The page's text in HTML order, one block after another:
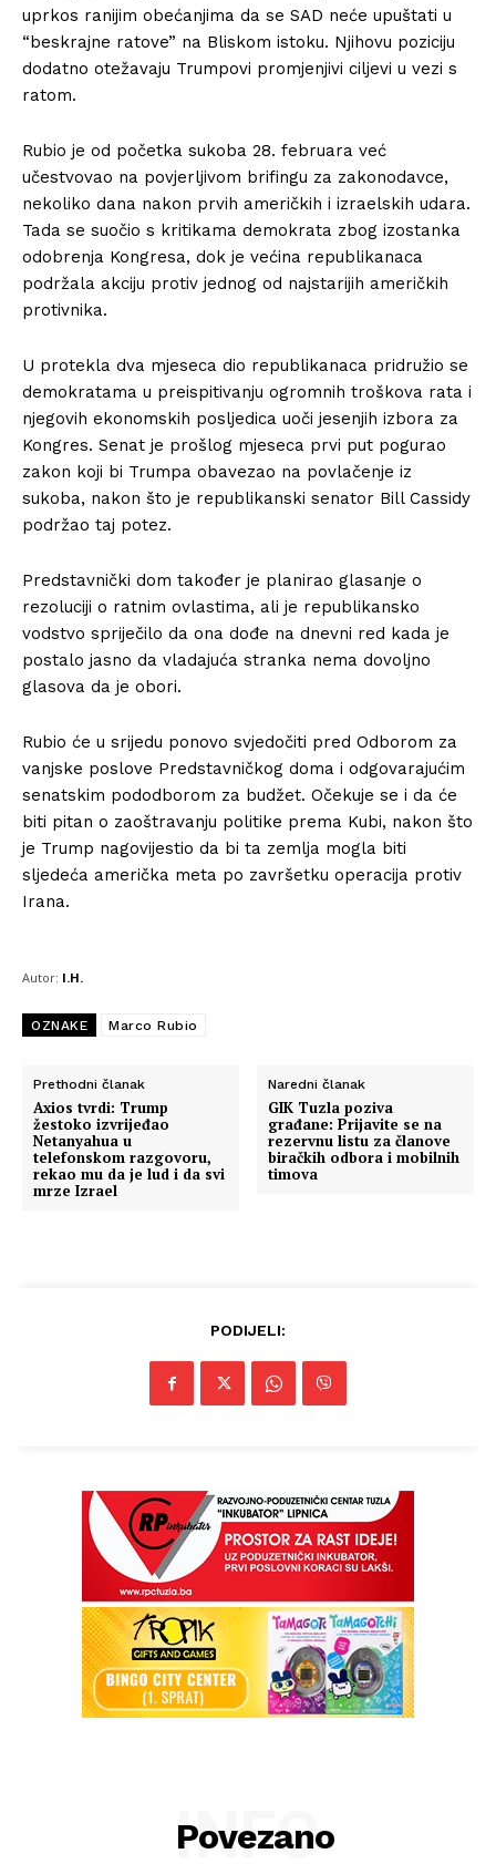
uprkos ranijim obećanjima da se SAD neće upuštati u
“beskrajne ratove” na Bliskom istoku. Njihovu poziciju
dodatno otežavaju Trumpovi promjenjivi ciljevi u vezi s
ratom.
Rubio je od početka sukoba 28. februara već
učestvovao na povjerljivom brifingu za zakonodavce,
nekoliko dana nakon prvih američkih i izraelskih udara.
Tada se suočio s kritikama demokrata zbog izostanka
odobrenja Kongresa, dok je većina republikanaca
podržala akciju protiv jednog od najstarijih američkih
protivnika.
U protekla dva mjeseca dio republikanaca pridružio se
demokratama u preispitivanju ogromnih troškova rata i
njegovih ekonomskih posljedica uoči jesenjih izbora za
Kongres. Senat je prošlog mjeseca prvi put pogurao
zakon koji bi Trumpa obavezao na povlačenje iz
sukoba, nakon što je republikanski senator Bill Cassidy
podržao taj potez.
Predstavnički dom također je planirao glasanje o
rezoluciji o ratnim ovlastima, ali je republikansko
vodstvo spriječilo da ona dođe na dnevni red kada je
postalo jasno da vladajuća stranka nema dovoljno
glasova da je obori.
Rubio će u srijedu ponovo svjedočiti pred Odborom za
vanjske poslove Predstavničkog doma i odgovarajućim
senatskim pododborom za budžet. Očekuje se i da će
biti pitan o zaoštravanju politike prema Kubi, nakon što
je Trump nagovijestio da bi ta zemlja mogla biti
sljedeća američka meta po završetku operacija protiv
Irana.
Autor: I.H.
OZNAKE Marco Rubio
Prethodni članak
Axios tvrdi: Trump
žestoko izvrijeđao
Netanyahua u
telefonskom razgovoru,
rekao mu da je lud i da svi
mrze Izrael
Naredni članak
GIK Tuzla poziva
građane: Prijavite se na
rezervnu listu za članove
biračkih odbora i mobilnih
timova
PODIJELI:
Povezano
INFO